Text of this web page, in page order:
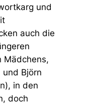
und
auch die
Mädchens,
und Björn
in den
doch